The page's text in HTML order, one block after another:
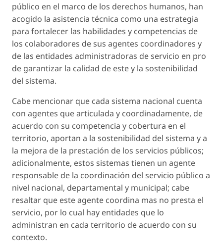
público en el marco de los derechos humanos, han
acogido la asistencia técnica como una estrategia
para fortalecer las habilidades y competencias de
los colaboradores de sus agentes coordinadores y
de las entidades administradoras de servicio en pro
de garantizar la calidad de este y la sostenibilidad
del sistema.
Cabe mencionar que cada sistema nacional cuenta
con agentes que articulada y coordinadamente, de
acuerdo con su competencia y cobertura en el
territorio, aportan a la sostenibilidad del sistema y a
la mejora de la prestación de los servicios públicos;
adicionalmente, estos sistemas tienen un agente
responsable de la coordinación del servicio público a
nivel nacional, departamental y municipal; cabe
resaltar que este agente coordina mas no presta el
servicio, por lo cual hay entidades que lo
administran en cada territorio de acuerdo con su
contexto.